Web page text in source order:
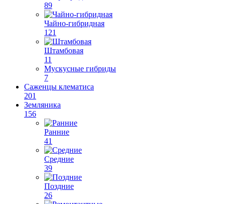
89
Чайно-гибридная
121
Штамбовая
11
Мускусные гибриды
7
Саженцы клематиса
201
Земляника
156
Ранние
41
Средние
39
Поздние
26